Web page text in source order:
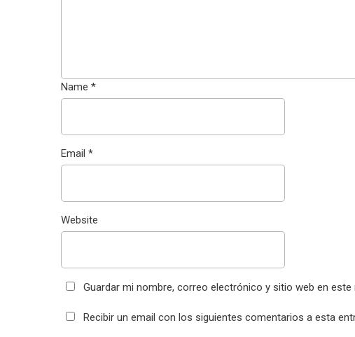
Name *
Email *
Website
Guardar mi nombre, correo electrónico y sitio web en
Recibir un email con los siguientes comentarios a esta